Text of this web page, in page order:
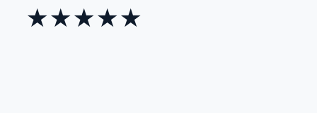
★★★★★